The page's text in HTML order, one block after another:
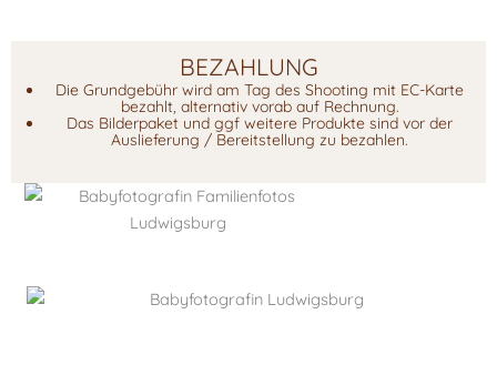
BEZAHLUNG
Die Grundgebühr wird am Tag des Shooting mit EC-Karte
bezahlt, alternativ vorab auf Rechnung.
Das Bilderpaket und ggf weitere Produkte sind vor der
Auslieferung / Bereitstellung zu bezahlen.